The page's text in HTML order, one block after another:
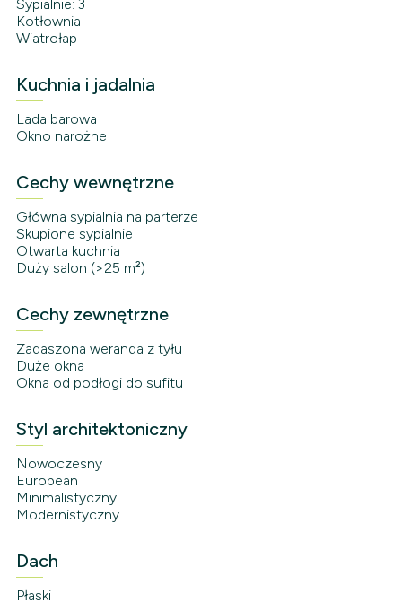
Sypialnie: 3
Kotłownia
Wiatrołap
Kuchnia i jadalnia
Lada barowa
Okno narożne
Cechy wewnętrzne
Główna sypialnia na parterze
Skupione sypialnie
Otwarta kuchnia
Duży salon (>25 m²)
Cechy zewnętrzne
Zadaszona weranda z tyłu
Duże okna
Okna od podłogi do sufitu
Styl architektoniczny
Nowoczesny
European
Minimalistyczny
Modernistyczny
Dach
Płaski